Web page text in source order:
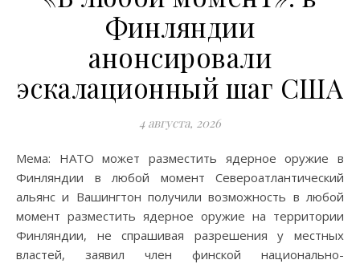
Финляндии
анонсировали
эскалационный шаг США
4 августа, 2026
Мема: НАТО может разместить ядерное оружие в
Финляндии в любой момент Североатлантический
альянс и Вашингтон получили возможность в любой
момент разместить ядерное оружие на территории
Финляндии, не спрашивая разрешения у местных
властей, заявил член финской национально-